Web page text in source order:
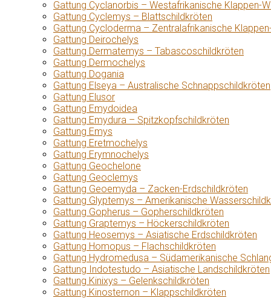
Gattung Cyclanorbis – Westafrikanische Klappen-
Gattung Cyclemys – Blattschildkröten
Gattung Cycloderma – Zentralafrikanische
Gattung Deirochelys
Gattung Dermatemys – Tabascoschildkröten
Gattung Dermochelys
Gattung Dogania
Gattung Elseya – Australische Schnappschildkröten
Gattung Elusor
Gattung Emydoidea
Gattung Emydura – Spitzkopfschildkröten
Gattung Emys
Gattung Eretmochelys
Gattung Erymnochelys
Gattung Geochelone
Gattung Geoclemys
Gattung Geoemyda – Zacken-Erdschildkröten
Gattung Glyptemys – Amerikanische
Gattung Gopherus – Gopherschildkröten
Gattung Graptemys – Höckerschildkröten
Gattung Heosemys – Asiatische Erdschildkröten
Gattung Homopus – Flachschildkröten
Gattung Hydromedusa – Südamerikanische
Gattung Indotestudo – Asiatische Landschildkröten
Gattung Kinixys – Gelenkschildkröten
Gattung Kinosternon – Klappschildkröten